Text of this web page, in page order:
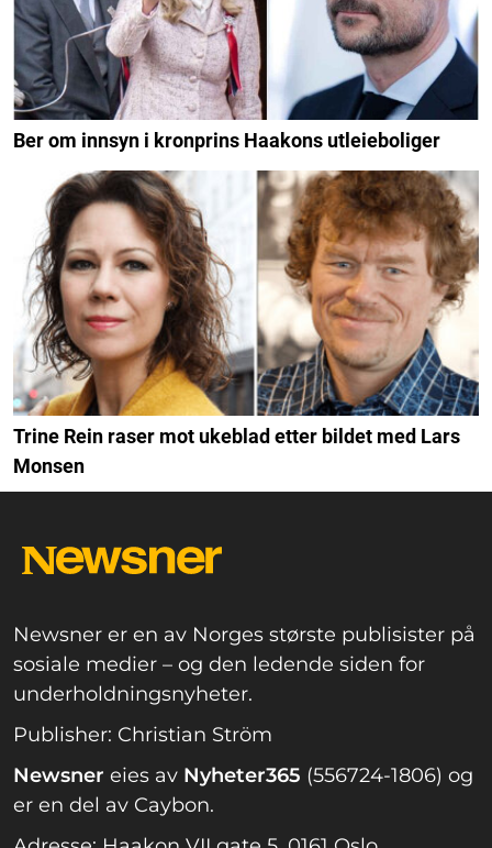
Ber om innsyn i kronprins Haakons utleieboliger
Trine Rein raser mot ukeblad etter bildet med Lars
Monsen
Newsner er en av Norges største publisister på
sosiale medier – og den ledende siden for
underholdningsnyheter.
Publisher: Christian Ström
Newsner eies av Nyheter365 (556724-1806) og
er en del av Caybon.